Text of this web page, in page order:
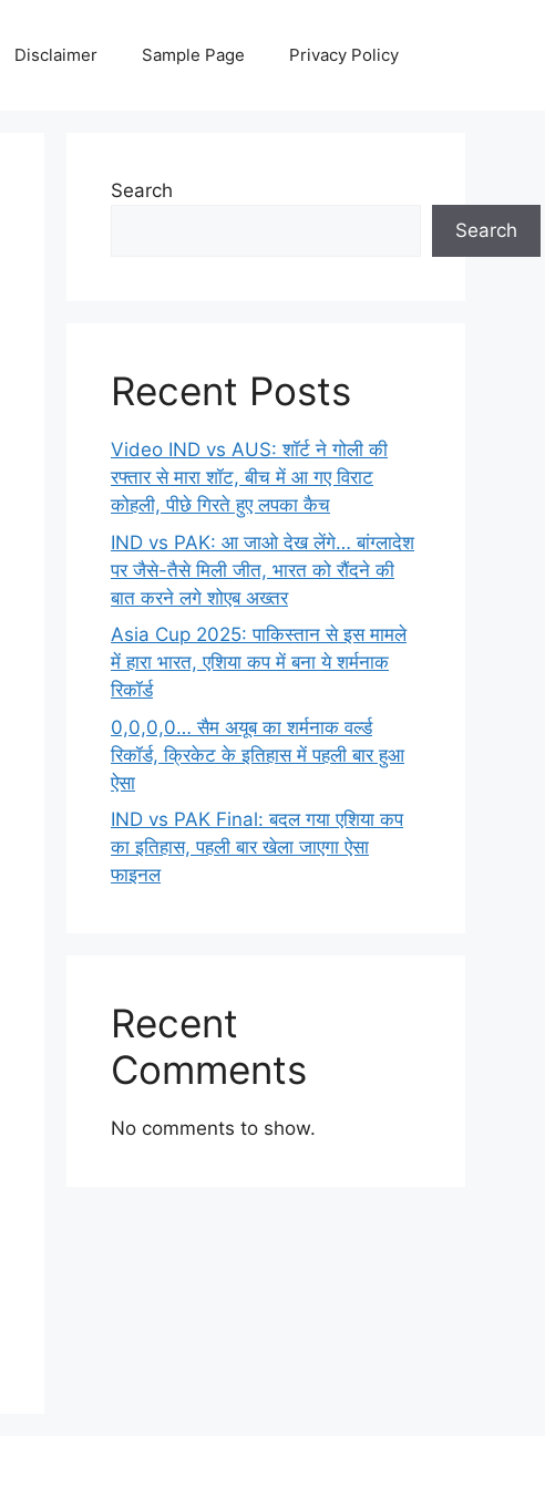
Disclaimer Sample Page Privacy Policy
Search
Search
Recent Posts
Video IND vs AUS: शॉर्ट ने गोली की
रफ्तार से मारा शॉट, बीच में आ गए विराट
कोहली, पीछे गिरते हुए लपका कैच
IND vs PAK: आ जाओ देख लेंगे… बांग्लादेश
पर जैसे-तैसे मिली जीत, भारत को रौंदने की
बात करने लगे शोएब अख्तर
Asia Cup 2025: पाकिस्तान से इस मामले
में हारा भारत, एशिया कप में बना ये शर्मनाक
रिकॉर्ड
0,0,0,0… सैम अयूब का शर्मनाक वर्ल्ड
रिकॉर्ड, क्रिकेट के इतिहास में पहली बार हुआ
ऐसा
IND vs PAK Final: बदल गया एशिया कप
का इतिहास, पहली बार खेला जाएगा ऐसा
फाइनल
Recent
Comments
No comments to show.